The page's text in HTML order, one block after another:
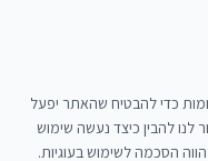
כדי להבטיח שהאתר יפעל
לנו להבין כיצד נעשה שימוש
הסכמה לשימוש בעוגיות.